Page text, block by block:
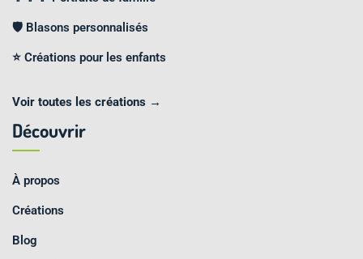
🛡️ Blasons personnalisés
⭐ Créations pour les enfants
Voir toutes les créations →
Découvrir
À propos
Créations
Blog